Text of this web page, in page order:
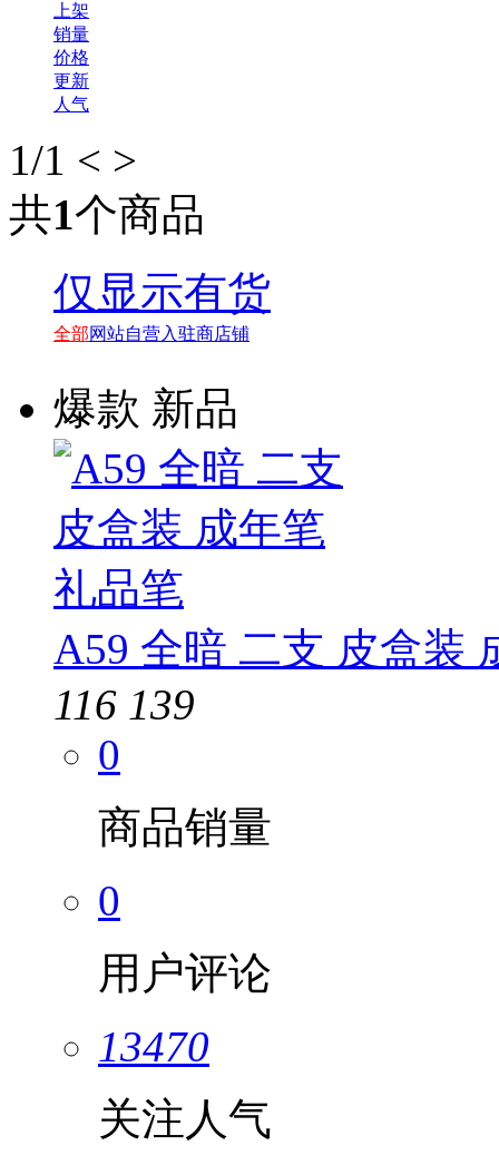
上架
销量
价格
更新
人气
1/1 < >
共1个商品
仅显示有货
全部网站自营入驻商店铺
爆款 新品
A59 全暗 二支 皮盒装
116 139
0
商品销量
0
用户评论
13470
关注人气